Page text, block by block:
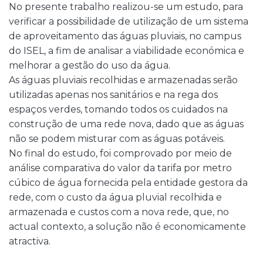
No presente trabalho realizou-se um estudo, para
verificar a possibilidade de utilização de um sistema
de aproveitamento das águas pluviais, no campus
do ISEL, a fim de analisar a viabilidade económica e
melhorar a gestão do uso da água.
As águas pluviais recolhidas e armazenadas serão
utilizadas apenas nos sanitários e na rega dos
espaços verdes, tomando todos os cuidados na
construção de uma rede nova, dado que as águas
não se podem misturar com as águas potáveis.
No final do estudo, foi comprovado por meio de
análise comparativa do valor da tarifa por metro
cúbico de água fornecida pela entidade gestora da
rede, com o custo da água pluvial recolhida e
armazenada e custos com a nova rede, que, no
actual contexto, a solução não é economicamente
atractiva.